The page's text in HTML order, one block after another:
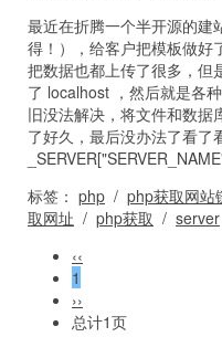
最近在折腾一个半开源的建
得！），给客户把模板做好
把数据也都上传了很多，但
了 localhost ，然后就是各
旧没法解决，将文件和数据
了好久，最后没办法了看了
标签： php / php获取网站
取网址 / php获取 / server
‹‹
1
››
总计1页